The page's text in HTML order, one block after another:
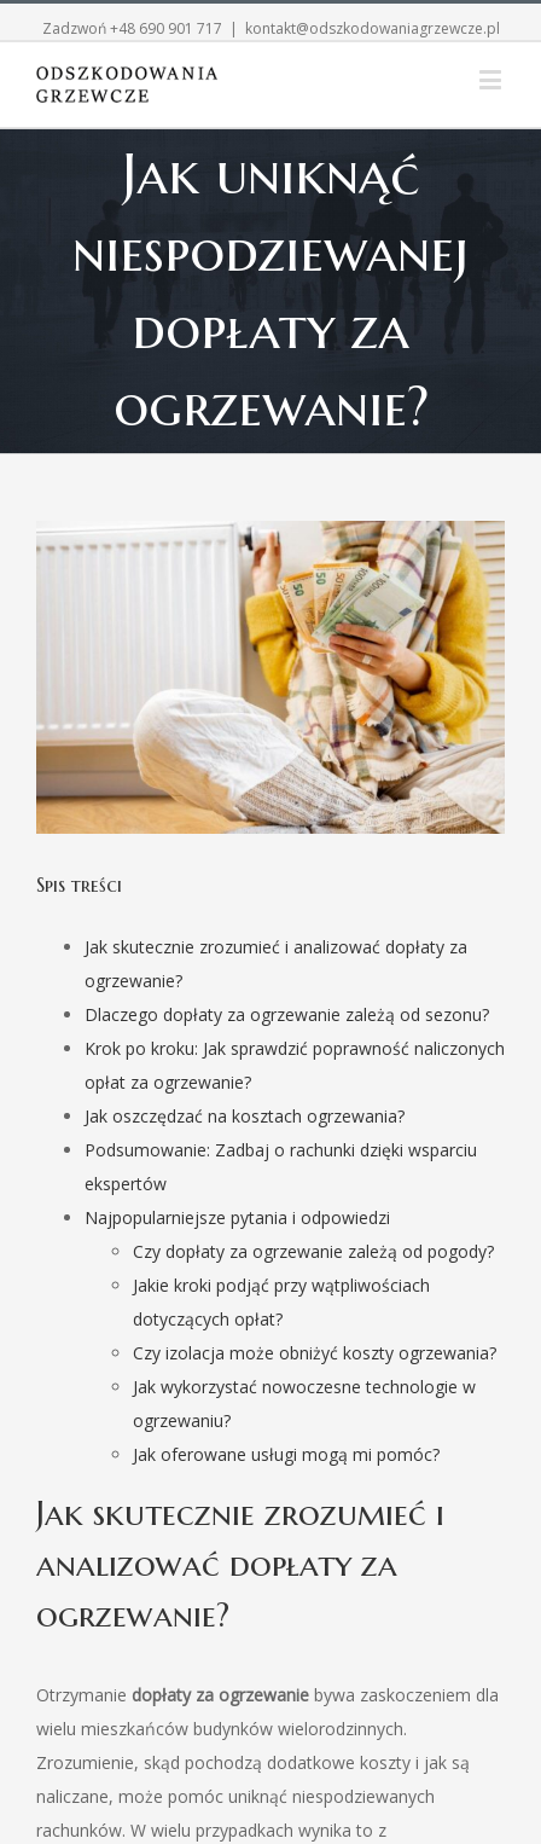
Zadzwoń+48 690 901 717 | kontakt@odszkodowaniagrzewcze.pl
Jak uniknąć
niespodziewanej
dopłaty za
ogrzewanie?
View
Spis treści
Jak skutecznie zrozumieć i analizować dopłaty za
ogrzewanie?
Dlaczego dopłaty za ogrzewanie zależą od sezonu?
Krok po kroku: Jak sprawdzić poprawność naliczonych
opłat za ogrzewanie?
Jak oszczędzać na kosztach ogrzewania?
Podsumowanie: Zadbaj o rachunki dzięki wsparciu
ekspertów
Najpopularniejsze pytania i odpowiedzi
Czy dopłaty za ogrzewanie zależą od pogody?
Jakie kroki podjąć przy wątpliwościach
dotyczących opłat?
Czy izolacja może obniżyć koszty ogrzewania?
Jak wykorzystać nowoczesne technologie w
ogrzewaniu?
Jak oferowane usługi mogą mi pomóc?
Jak skutecznie zrozumieć i
analizować dopłaty za
ogrzewanie?
Otrzymanie dopłaty za ogrzewanie bywa zaskoczeniem dla
wielu mieszkańców budynków wielorodzinnych.
Zrozumienie, skąd pochodzą dodatkowe koszty i jak są
naliczane, może pomóc uniknąć niespodziewanych
rachunków. W wielu przypadkach wynika to z